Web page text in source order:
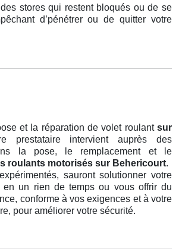
des stores qui restent bloqués ou de se
d’pénétrer ou de quitter votre
et la réparation de volet roulant sur
prestataire intervient auprès des
la pose, le remplacement et le
roulants motorisés sur Behericourt.
sauront solutionner votre
en un rien de temps ou vous offrir du
conforme à vos exigences et à votre
pour améliorer votre sécurité.